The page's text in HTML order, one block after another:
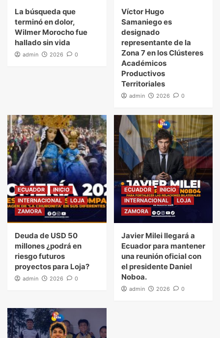
La búsqueda que
terminó en dolor,
Wilmer Morocho fue
hallado sin vida
admin 2026 0
Víctor Hugo
Samaniego es
designado
representante de la
Zona 7 en los Clústeres
Académicos
Productivos
Territoriales
admin 2026 0
ECUADOR
INICIO
INTERNACIONAL
LOJA
ZAMORA
Deuda de USD 50
millones ¿podrá en
riesgo futuros
proyectos para Loja?
admin 2026 0
ECUADOR
INICIO
INTERNACIONAL
LOJA
ZAMORA
Javier Milei llegará a
Ecuador para mantener
una reunión oficial con
el presidente Daniel
Noboa.
admin 2026 0